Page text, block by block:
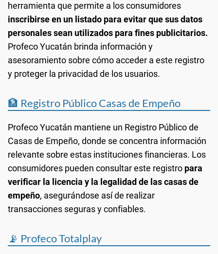
herramienta que permite a los consumidores
inscribirse en un listado para evitar que sus datos
personales sean utilizados para fines publicitarios.
Profeco Yucatán brinda información y
asesoramiento sobre cómo acceder a este registro
y proteger la privacidad de los usuarios.
🏦 Registro Público Casas de Empeño
Profeco Yucatán mantiene un Registro Público de
Casas de Empeño, donde se concentra información
relevante sobre estas instituciones financieras. Los
consumidores pueden consultar este registro para
verificar la licencia y la legalidad de las casas de
empeño, asegurándose así de realizar
transacciones seguras y confiables.
📡 Profeco Totalplay